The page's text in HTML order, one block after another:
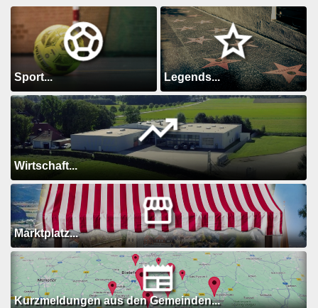
Sport... Legends...
Wirtschaft...
Marktplatz...
Kurzmeldungen aus den Gemeinden...